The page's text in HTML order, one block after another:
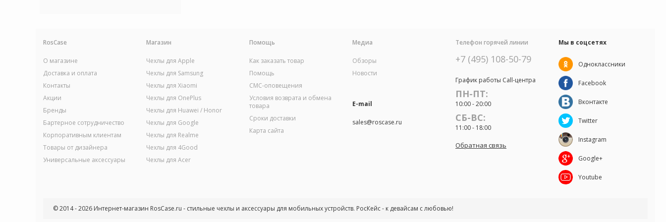
RosCase
О магазине
Доставка и оплата
Контакты
Акции
Бренды
Бартерное сотрудничество
Корпоративным клиентам
Товары от дизайнера
Универсальные аксессуары
Магазин
Чехлы для Apple
Чехлы для Samsung
Чехлы для Xiaomi
Чехлы для OnePlus
Чехлы для Huawei / Honor
Чехлы для Google
Чехлы для Realme
Чехлы для 4Good
Чехлы для Acer
Помощь
Как заказать товар
Помощь
СМС-оповещения
Условия возврата и обмена
товара
Сроки доставки
Карта сайта
Медиа
Обзоры
Новости
E-mail
sales@roscase.ru
Телефон горячей линии
+7 (495) 108-50-79
График работы Call-центра
ПН-ПТ:
10:00 - 20:00
СБ-ВС:
11:00 - 18:00
Обратная связь
Мы в соцсетях
Одноклассники
Facebook
Вконтакте
Twitter
Instagram
Google+
Youtube
© 2014 - 2026 Интернет-магазин RosCase.ru - стильные чехлы и аксессуары для мобильных устройств. РосКейс - к девайсам с любовью!